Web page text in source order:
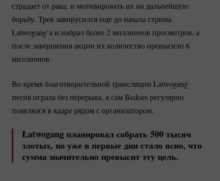
страдает от рака, и мотивировать их на дальнейшую
борьбу. Трек завирусился еще до начала стрима
Łatwogang’а и набрал более 2 миллионов просмотров, а
после завершения акции их количество превысило 6
миллионов.
Во время благотворительной трансляции Łatwogang
песня играла без перерыва, а сам Bedoes регулярно
появлялся в кадре рядом с организатором.
Łatwogang планировал собрать 500 тысяч
злотых, но уже в первые дни стало ясно, что
сумма значительно превысит эту цель.